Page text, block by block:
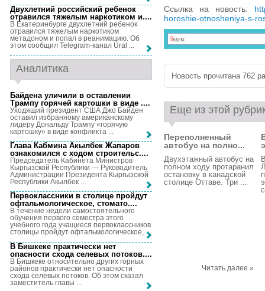
Ссылка на новость:
horoshie-otnosheniya-s-
Новость прочитана 762
Еще из этой
Переполненный
автобус на полно...
Двухэтажный автобус на
полном ходу протаранил
остановку в канадской
столице Оттаве. Три ...
Читать далее »
Двухлетний российский ребенок
отравился тяжелым наркотиком и....
В Екатеринбурге двухлетний ребенок
отравился тяжелым наркотиком
метадоном и попал в реанимацию. Об
этом сообщил Telegram-канал Ural ...
Аналитика
Байдена уличили в оставлении
Трампу горячей картошки в виде ....
Уходящий президент США Джо Байден
оставил избранному американскому
лидеру Дональду Трампу «горячую
картошку» в виде конфликта ...
Глава Кабмина Акылбек Жапаров
ознакомился с ходом строительс....
Председатель Кабинета Министров
Кыргызской Республики — Руководитель
Администрации Президента Кыргызской
Республики Акылбек ...
Первоклассники в столице пройдут
офтальмологическое, стомато....
В течение недели самостоятельного
обучения первого семестра этого
учебного года учащиеся первоклассников
столицы пройдут офтальмологическое, ...
В Бишкеке практически нет
опасности схода селевых потоков....
В Бишкеке относительно других горных
районов практически нет опасности
схода селевых потоков. Об этом сказал
заместитель главы ...